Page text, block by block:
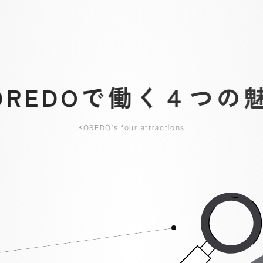
REDOで働 く ４ つ の
KOREDO's four attractions